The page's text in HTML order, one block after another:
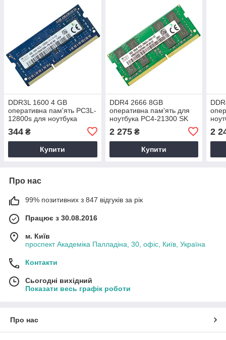
DDR3L 1600 4 GB
оперативна пам'ять PC3L-
12800s для ноутбука
HMT451S6AFR8A-PB
(7706933)
344 ₴
Купити
DDR4 2666 8GB
оперативна пам'ять для
ноутбука PC4-21300 SK
Hynix HMA41GS6AFR8N-
VK (7706940)
2 275₴
Купити
2
Про нас
99% позитивних з 847 відгуків за рік
Працює з 30.08.2016
м. Київ
проспект Академіка Палладіна, 30, офіс, Київ, Україна
Контакти
Сьогодні вихідний
Показати весь графік роботи
Про нас